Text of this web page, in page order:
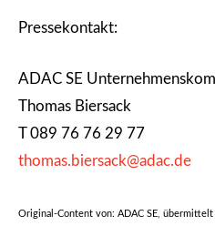
Pressekontakt:
ADAC SE
Thomas Biersack
T 089 76 76 29 77
thomas.biersack@adac.de
Original-Content von: ADAC SE, übermittelt